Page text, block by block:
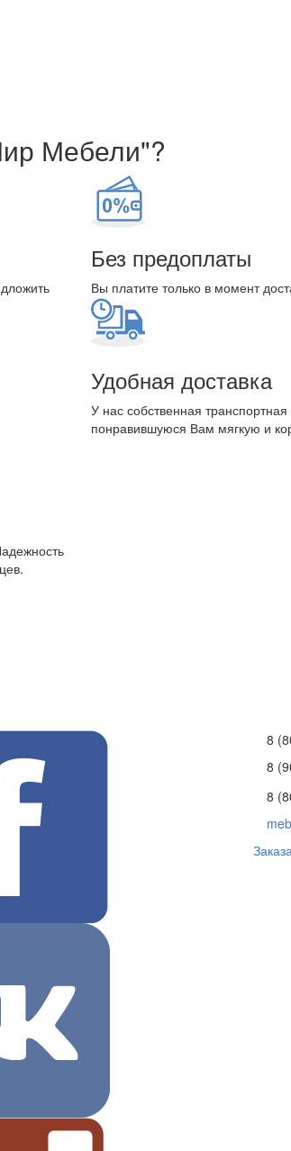
Мебели"?
Без предоплаты
Вы платите только в момент
Удобная доставка
У нас собственная
понравившуюся Вам мягкую и
8
8
8